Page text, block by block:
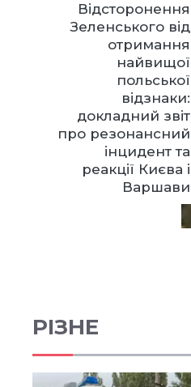
Відсторонення
Зеленського від
отримання
найвищої
польської
відзнаки:
докладний звіт
про резонансний
інцидент та
реакції Києва і
Варшави
РІЗНЕ